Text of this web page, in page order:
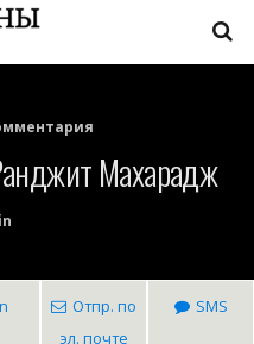
Махарадж
Отпр. по
эл. почте
SMS